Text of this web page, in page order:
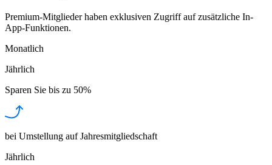
Premium-Mitglieder haben exklusiven Zugriff auf zusätzliche In-
App-Funktionen.
Monatlich
Jährlich
Sparen Sie bis zu 50%
bei Umstellung auf Jahresmitgliedschaft
Jährlich